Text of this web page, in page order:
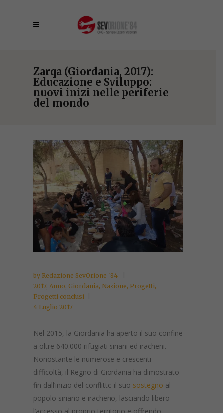
Zarqa (Giordania, 2017):
Educazione e Sviluppo:
nuovi inizi nelle periferie
del mondo
by Redazione SevOrione '84
2017, Anno, Giordania, Nazione, Progetti,
Progetti conclusi
4 Luglio 2017
Nel 2015, la Giordania ha aperto il suo confine
a oltre 640.000 rifugiati siriani ed iracheni.
Nonostante le numerose e crescenti
difficoltà, il Regno di Giordania ha dimostrato
fin dall’inizio del conflitto il suo sostegno al
popolo siriano e iracheno, lasciando libero
l’accesso al proprio territorio e offrendo